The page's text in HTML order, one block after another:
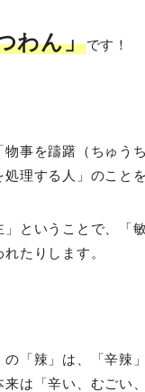
わん」です！
物事を躊躇（ちゅう
処理する人」のこと
」ということで、「
たりします。
の「辣」は、「辛辣
来は「辛い、むごい